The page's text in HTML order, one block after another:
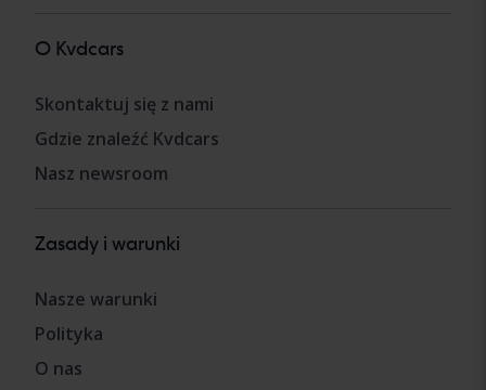
O Kvdcars
Skontaktuj się z nami
Gdzie znaleźć Kvdcars
Nasz newsroom
Zasady i warunki
Nasze warunki
Polityka
O nas